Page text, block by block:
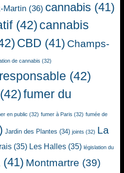
Martin (36) cannabis (41)
(42) cannabis
CBD (41) Champs-
de cannabis (32)
(42)
(42)fumer du
en public (32) fumer à Paris (32) fumée de
Jardin des Plantes (34) joints (32) La
(35) Les Halles (35) législation du
(41) Montmartre (39)